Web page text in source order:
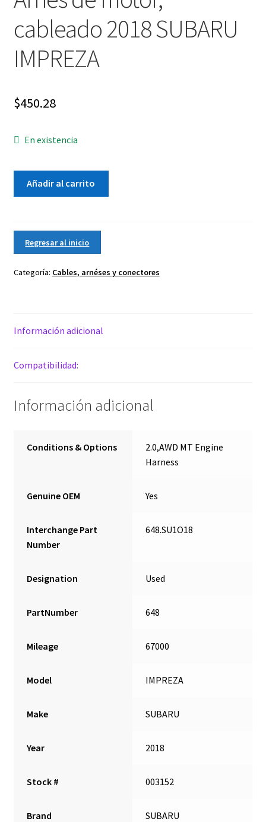
cableado 2018 SUBARU
IMPREZA
$450.28
En existencia
SUBARU
IMPREZA
cantidad
Añadir al carrito
Regresar al inicio
Categoría: Cables, arnéses y conectores
Información adicional
Compatibilidad:
Información adicional
Conditions & Options
2.0,AWD MT Engine
Harness
Genuine OEM Yes
Interchange Part
Number
648.SU1O18
Designation Used
PartNumber 648
Mileage 67000
Model IMPREZA
Make SUBARU
Year 2018
Stock # 003152
Brand SUBARU